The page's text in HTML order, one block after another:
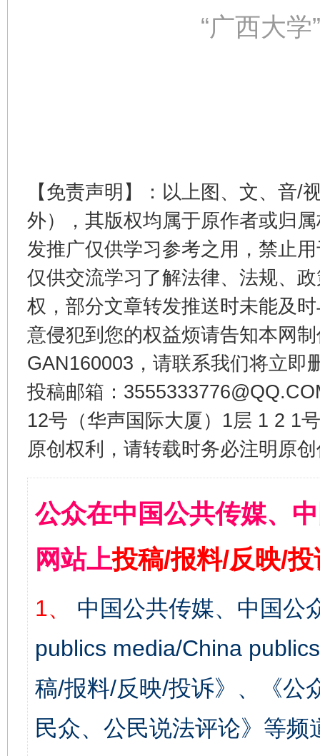
“广西大
【免责声明】：以上图、文、音/
外），其版权均属于原作者或归
发推广仅供学习参考之用，禁止
仅供交流学习了解法律、法规、
权，部分文章转发推送时未能及
意侵犯到您的权益烦请告知本网
GAN160003，请联系我们将立即
投稿邮箱：
12号（华声国际大厦）1层 1 2 1
原创权利，请转载时务必注明原
公众在中国公共传媒、
网站上投稿/报料/反映/
1、
中国公共传媒、中国公
publics media/China
稿/报料/反映/投诉》、《公
民众、公民说法评论》等